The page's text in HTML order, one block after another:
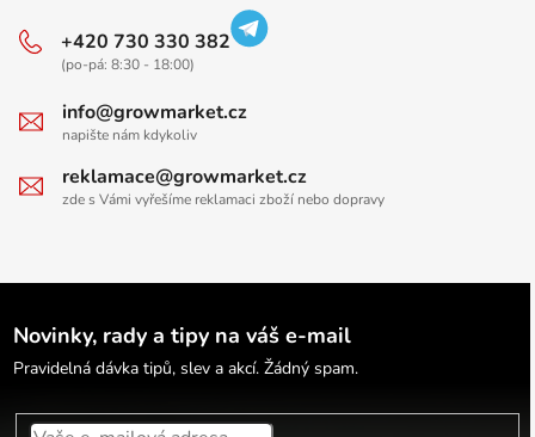
+420 730 330 382
(po-pá: 8:30 - 18:00)
info@growmarket.cz
napište nám kdykoliv
reklamace@growmarket.cz
zde s Vámi vyřešíme reklamaci zboží nebo dopravy
Novinky, rady a tipy na váš e-mail
Pravidelná dávka tipů, slev a akcí. Žádný spam.